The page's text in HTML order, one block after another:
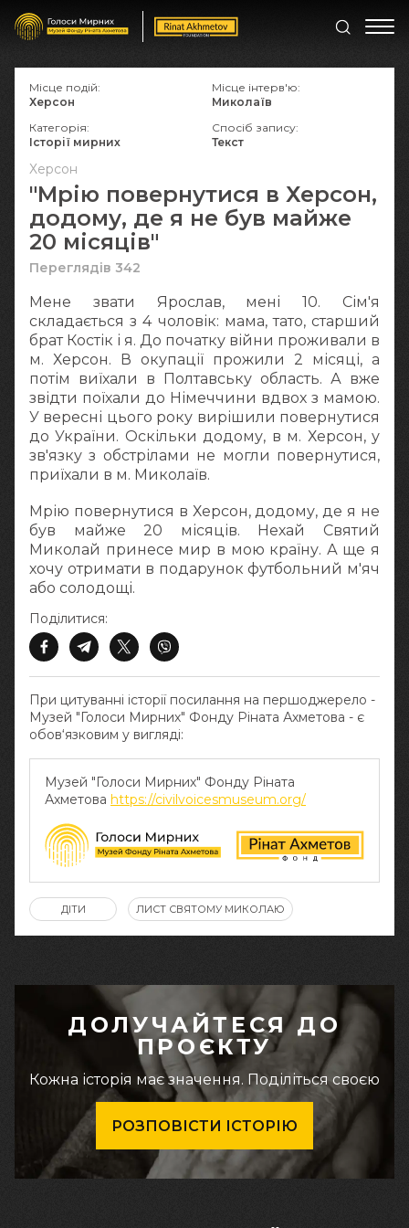
Херсон
"Мрію повернутися в Херсон,
додому, де я не був майже
20 місяців"
Переглядів 342
Мене звати Ярослав, мені 10. Сім'я
складається з 4 чоловік: мама, тато, старший
брат Костік і я. До початку війни проживали в
м. Херсон. В окупації прожили 2 місяці, а
потім виїхали в Полтавську область. А вже
звідти поїхали до Німеччини вдвох з мамою.
У вересні цього року вирішили повернутися
до України. Оскільки додому, в м. Херсон, у
зв'язку з обстрілами не могли повернутися,
приїхали в м. Миколаїв.
Мрію повернутися в Херсон, додому, де я не
був майже 20 місяців. Нехай Святий
Миколай принесе мир в мою країну. А ще я
хочу отримати в подарунок футбольний м'яч
або солодощі.
При цитуванні історії посилання на першоджерело -
Музей "Голоси Мирних" Фонду Ріната Ахметова - є
обов‘язковим у вигляді:
Музей "Голоси Мирних" Фонду Ріната
Ахметова https://civilvoicesmuseum.org/
Поділитися:
Місце подій:
Херсон
Місце інтерв'ю:
Миколаїв
Категорія:
Історії мирних
Спосіб запису:
Текст
ДІТИ ЛИСТ СВЯТОМУ МИКОЛАЮ
ДОЛУЧАЙТЕСЯ ДО
ПРОЄКТУ
Кожна історія має значення. Поділіться своєю
РОЗПОВІСТИ ІСТОРІЮ